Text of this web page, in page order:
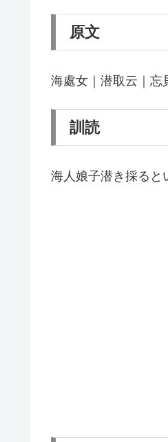
原文
海處女｜潜取云｜忘
訓読
海人娘子潜き採ると